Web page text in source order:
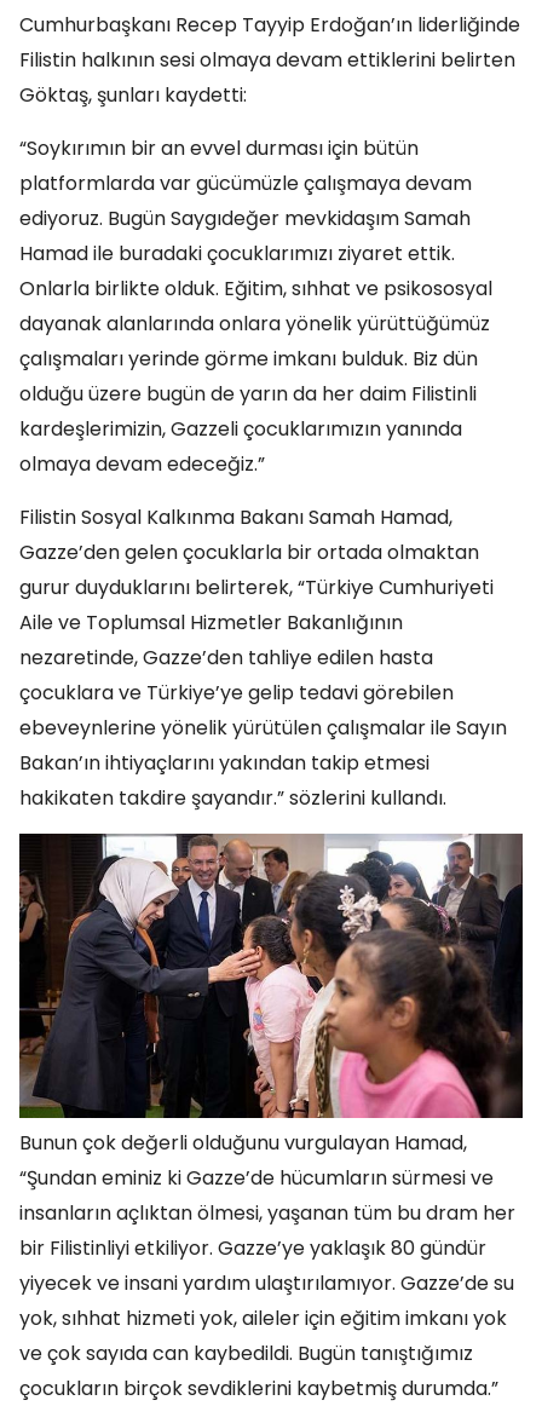
Cumhurbaşkanı Recep Tayyip Erdoğan’ın liderliğinde
Filistin halkının sesi olmaya devam ettiklerini belirten
Göktaş, şunları kaydetti:
“Soykırımın bir an evvel durması için bütün
platformlarda var gücümüzle çalışmaya devam
ediyoruz. Bugün Saygıdeğer mevkidaşım Samah
Hamad ile buradaki çocuklarımızı ziyaret ettik.
Onlarla birlikte olduk. Eğitim, sıhhat ve psikososyal
dayanak alanlarında onlara yönelik yürüttüğümüz
çalışmaları yerinde görme imkanı bulduk. Biz dün
olduğu üzere bugün de yarın da her daim Filistinli
kardeşlerimizin, Gazzeli çocuklarımızın yanında
olmaya devam edeceğiz.”
Filistin Sosyal Kalkınma Bakanı Samah Hamad,
Gazze’den gelen çocuklarla bir ortada olmaktan
gurur duyduklarını belirterek, “Türkiye Cumhuriyeti
Aile ve Toplumsal Hizmetler Bakanlığının
nezaretinde, Gazze’den tahliye edilen hasta
çocuklara ve Türkiye’ye gelip tedavi görebilen
ebeveynlerine yönelik yürütülen çalışmalar ile Sayın
Bakan’ın ihtiyaçlarını yakından takip etmesi
hakikaten takdire şayandır.” sözlerini kullandı.
Bunun çok değerli olduğunu vurgulayan Hamad,
“Şundan eminiz ki Gazze’de hücumların sürmesi ve
insanların açlıktan ölmesi, yaşanan tüm bu dram her
bir Filistinliyi etkiliyor. Gazze’ye yaklaşık 80 gündür
yiyecek ve insani yardım ulaştırılamıyor. Gazze’de su
yok, sıhhat hizmeti yok, aileler için eğitim imkanı yok
ve çok sayıda can kaybedildi. Bugün tanıştığımız
çocukların birçok sevdiklerini kaybetmiş durumda.”